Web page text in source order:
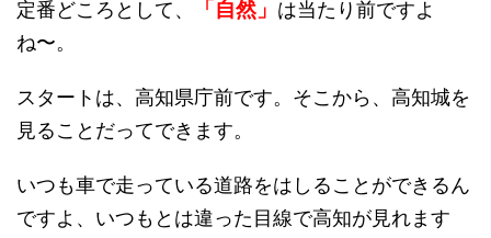
定番どころとして、 「自然」 は当たり前ですよ
ね〜。
スタートは、高知県庁前です。そこから、高知城を
見ることだってできます。
いつも車で走っている道路をはしることができるん
ですよ、いつもとは違った目線で高知が見れます